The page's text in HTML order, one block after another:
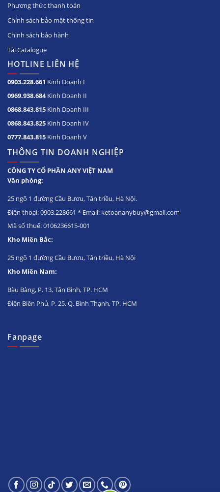
Phương thức thanh toán
Chính sách bảo mật thông tin
Chinh sách bảo hành
Tải Catalogue
HOTLINE LIÊN HỆ
0903.228.661 Kinh Doanh I
0969.938.684Kinh Doanh II
0868.843.815 Kinh Doanh III
0868.843.825 Kinh Doanh IV
0777.843.815 Kinh Doanh V
THÔNG TIN DOANH NGHIỆP
CÔNG TY CỔ PHẦN ANY VIỆT NAM
Văn phòng:
25 ngõ 1 đường Cầu Bươu, Tân triều, Hà Nội.
Điện thoại: 0903.228661 * Email: ketoananybuy@gmail.com
Mã số thuế: 0106236615-001
Kho Miền Bắc:
25 ngõ 1 đường Cầu Bươu, Tân triều, Hà Nội
Kho Miền Nam:
Bàu Bàng, P. 13, Tân Bình, TP. HCM
Điện Biên Phủ, P. 25, Q. Bình Thạnh, TP. HCM
Fanpage